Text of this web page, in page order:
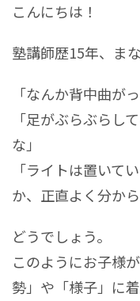
こんにちは！
塾講師歴15年、ま
「なんか背中曲が
「足がぶらぶらし
な」
「ライトは置いて
か、正直よく分から
どうでしょう。
このようにお子様
勢」や「様子」に